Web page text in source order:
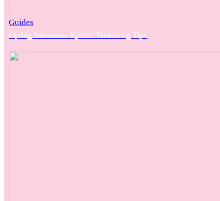
Guides
Opdag Sæsonens Kjoler: Trends og Tips